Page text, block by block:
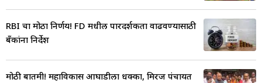
RBI चा मोठा निर्णय! FD मधील पारदर्शकता वाढवण्यासाठी
बँकांना निर्देश
मोठी बातमी! महाविकास आघाडीला धक्का, मिरज पंचायत